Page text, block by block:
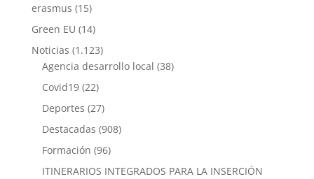
erasmus (15)
Green EU (14)
Noticias (1.123)
Agencia desarrollo local (38)
Covid19(22)
Deportes (27)
Destacadas (908)
Formación (96)
ITINERARIOS INTEGRADOS PARA LA INSERCIÓN